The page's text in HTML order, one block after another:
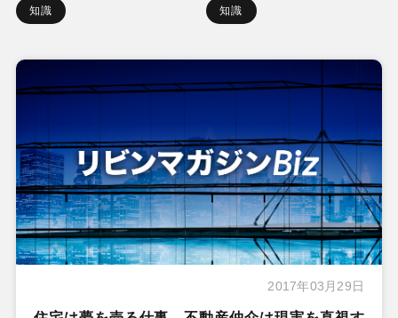
知識 知識
2017年03月29日